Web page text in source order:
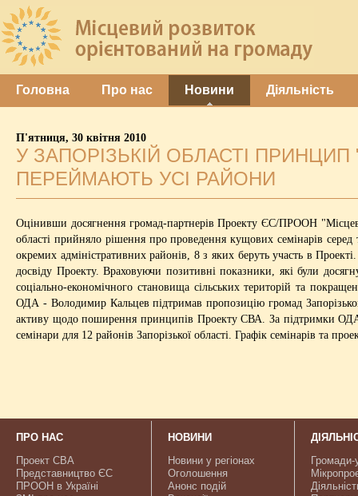
Головна Про нас Новини Діяльність
П'ятниця, 30 квітня 2010
У ЗАПОРІЗЬКІЙ ОБЛАСТІ
ПЕРЕЙМАЮТЬ УСІ РАЙОНИ
Оцінивши досягнення громад-партнерів Проекту ЄС/ПРООН
області прийняло рішення про проведення кущових семінарів серед
окремих адміністративних районів, 8 з яких беруть участь в
досвіду Проекту. Враховуючи позитивні показники, які були
соціально-економічного становища сільських територій та
ОДА - Володимир Кальцев підтримав пропозицію громад
активу щодо поширення принципів Проекту СВА. За підтримки
семінари для 12 районів Запорізької області. Графік семінарів та
ПРО НАС
Проект CBA
Представництво ЄС
ПРООН в Україні
НОВИНИ
Новини у регіонах
Оголошення
Анонс подій
Громади-